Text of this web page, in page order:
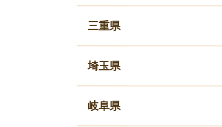
三重県
埼玉県
岐阜県